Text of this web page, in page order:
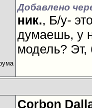
Добавлено
ник., Б/у-
думаешь, у
модель? Эт,
Corbon